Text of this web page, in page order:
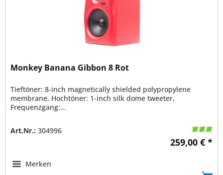
Monkey Banana Gibbon 8 Rot
Tieftöner: 8-inch magnetically shielded polypropylene
membrane, Hochtöner: 1-inch silk dome tweeter,
Frequenzgang:...
Art.Nr.: 304996
259,00 € *
Merken